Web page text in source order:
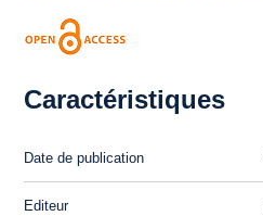
Caractéristiques
Date de publication
Editeur